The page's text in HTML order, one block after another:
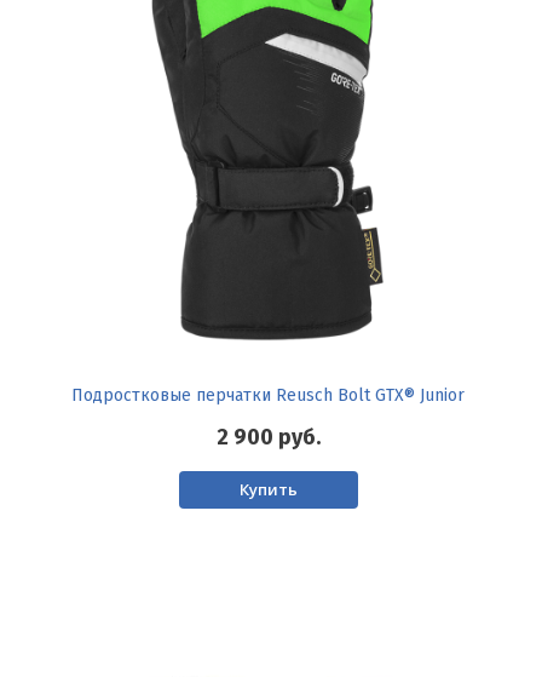
Подростковые перчатки Reusch Bolt GTX® Junior
2 900 руб.
Купить